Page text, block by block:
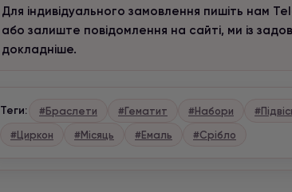
Для індивідуального замовлення пишіть нам
або залиште повідомлення на сайті, ми із
докладніше.
Теги: #Браслети #Гематит #Набори
#Циркон
#Місяць #Емаль #Срібло